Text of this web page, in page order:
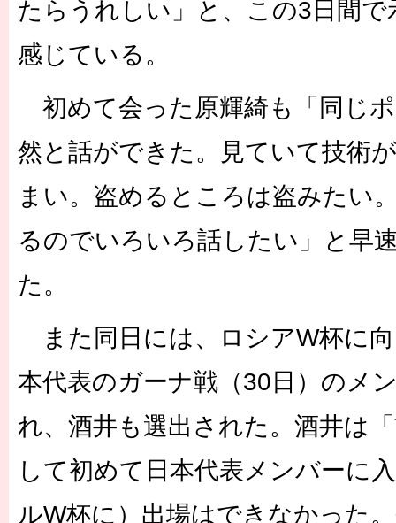
たらうれしい」と、この3日間
感じている。
初めて会った原輝綺も「同じ
然と話ができた。見ていて技術
まい。盗めるところは盗みたい
るのでいろいろ話したい」と早
た。
また同日には、ロシアW杯に
本代表のガーナ戦（30日）のメ
れ、酒井も選出された。酒井は
して初めて日本代表メンバーに
ルW杯に）出場はできなかった